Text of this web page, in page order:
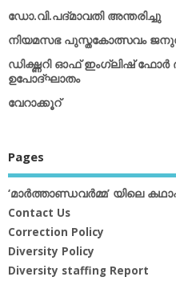
ഡോ.വി.പദ്മാവതി അന്തരിച്ചു
നിയമസഭ പുസ്തകോത്സവം
ഡിക്ഷ്ണറി ഓഫ് ഇംഗ്ലിഷ്
ഉപോദ്ഘാതം
വേറാക്കൂറ്
Pages
‘മാര്‍ത്താണ്ഡവര്‍മ്മ’ യിലെ
Contact Us
Correction Policy
Diversity Policy
Diversity staffing Report